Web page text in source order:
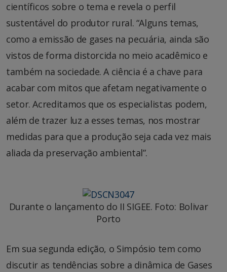
científicos sobre o tema e revela o perfil
sustentável do produtor rural. “Alguns temas,
como a emissão de gases na pecuária, ainda são
vistos de forma distorcida no meio acadêmico e
também na sociedade. A ciência é a chave para
acabar com mitos que afetam negativamente o
setor. Acreditamos que os especialistas podem,
além de trazer luz a esses temas, nos mostrar
medidas para que a produção seja cada vez mais
aliada da preservação ambiental”.
Durante o lançamento do II SIGEE. Foto: Bolivar
Porto
Em sua segunda edição, o Simpósio tem como
discutir as tendências sobre a dinâmica de Gases